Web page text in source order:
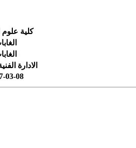
كلية علوم
الادارة
03-08